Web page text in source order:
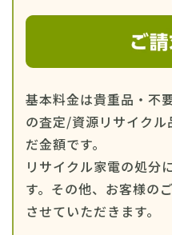
基本料金は貴重品・不
の査定/資源リサイク
だ金額です。
リサイクル家電の処分
す。その他、お客様の
させていただきます。